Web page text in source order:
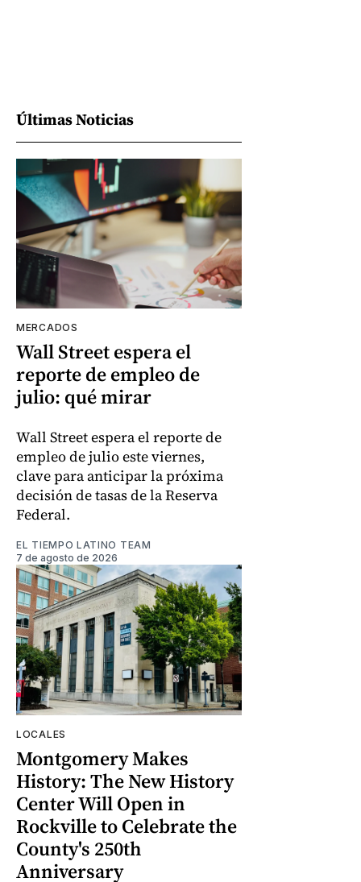
Últimas Noticias
MERCADOS
Wall Street espera el
reporte de empleo de
julio: qué mirar
Wall Street espera el reporte de
empleo de julio este viernes,
clave para anticipar la próxima
decisión de tasas de la Reserva
Federal.
EL TIEMPO LATINO TEAM
7 de agosto de 2026
LOCALES
Montgomery Makes
History: The New History
Center Will Open in
Rockville to Celebrate the
County's 250th
Anniversary